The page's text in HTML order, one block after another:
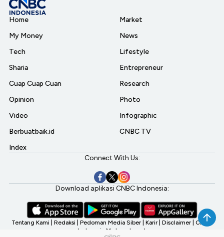
Home
My Money
Tech
Sharia
Cuap Cuap Cuan
Opinion
Video
Berbuatbaik.id
Index
Market
News
Lifestyle
Entrepreneur
Research
Photo
Infographic
CNBC TV
Connect With Us:
Download aplikasi CNBC Indonesia:
Tentang Kami Redaksi Pedoman Media Siber Karir Disclaimer CNBC
Indonesia My Investment